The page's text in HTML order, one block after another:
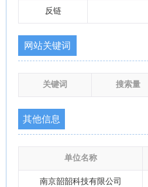
反链
网站关键词
关键词 搜索量
其他信息
单位名称
南京韶韶科技有限公司